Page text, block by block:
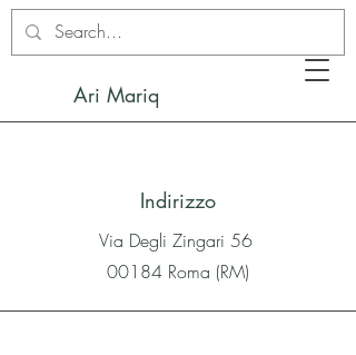
Ari Mariq
Indirizzo
Via Degli Zingari 56
00184 Roma (RM)